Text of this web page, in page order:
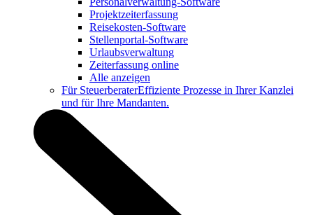
Projektzeiterfassung
Reisekosten-Software
Stellenportal-Software
Urlaubsverwaltung
Zeiterfassung online
Alle anzeigen
Für SteuerberaterEffiziente Prozesse in Ihrer Kanzlei
und für Ihre Mandanten.